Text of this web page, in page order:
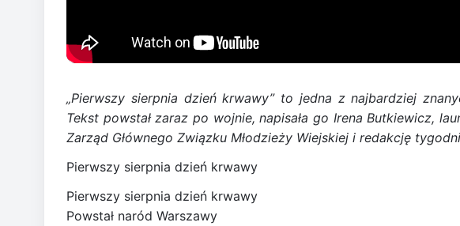
„Pierwszy sierpnia dzień krwawy” to jedna z najbardziej
Tekst powstał zaraz po wojnie, napisała go Irena Butkiewicz,
Zarząd Głównego Związku Młodzieży Wiejskiej i redakcję
Pierwszy sierpnia dzień krwawy
Pierwszy sierpnia dzień krwawy
Powstał naród Warszawy